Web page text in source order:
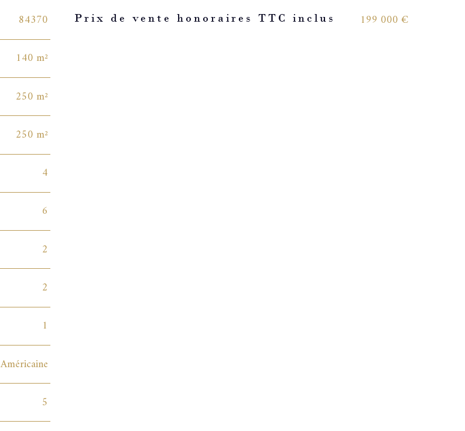
84370
140 m²
250 m²
250 m²
4
6
2
2
1
Américaine
5
Caractéristiques Valeurs
Prix de vente honoraires TTC inclus 199 000 €